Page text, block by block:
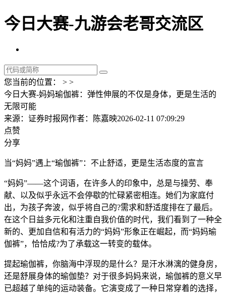
今日大赛-九游会老哥交流区
您当前的位置： > >
今日大赛-妈妈瑜伽裤：弹性伸展的不仅是身体，更是生活的
无限可能
来源：证券时报网作者：陈嘉映2026-02-11 07:09:29
点赞
分享
当“妈妈”遇上“瑜伽裤”：不止舒适，更是生活态度的宣言
“妈妈”——这个词语，在许多人的印象中，总是与操劳、奉
献、以及似乎永远不会停歇的忙碌紧密相连。她们为家庭付
出，为孩子奔波，似乎将自己的?需求和舒适度排在了最后。
在这个日益多元化和注重自我价值的时代，我们看到了一种全
新的、更加自信和有活力的“妈妈”形象正在崛起，而“妈妈瑜
伽裤”，恰恰成?为了承载这一转变的载体。
提起瑜伽裤，你脑海中浮现的是什么？是汗水淋漓的健身房，
还是舒展身体的瑜伽垫？对于很多妈妈来说，瑜伽裤的意义早
已超越了单纯的运动装备。它演变成了一种日常穿着的选择，